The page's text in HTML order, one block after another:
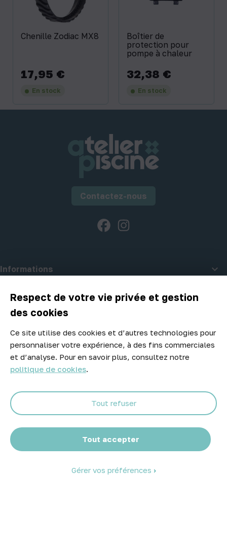
Respect de votre vie privée et gestion
des cookies
Ce site utilise des cookies et d’autres technologies pour
personnaliser votre expérience, à des fins commerciales
et d’analyse. Pour en savoir plus, consultez notre
politique de cookies.
Tout accepter
Tout refuser
Gérer vos préférences
Chenille Zodiac MX8
Prix
17,95 €
En stock
Boîtier de
protection pour
pompe à chaleur
Prix
32,38 €
En stock
Contactez-nous
Facebook
Informations 
A propos d'Atelier Piscine
Newsletter
Ne manquez aucune opportunité ! Restez informé de nos meilleurs
prix et nouveaux arrivages.
Abonnez-vous
© 2026 Atelier Piscine - Tous droits réservés